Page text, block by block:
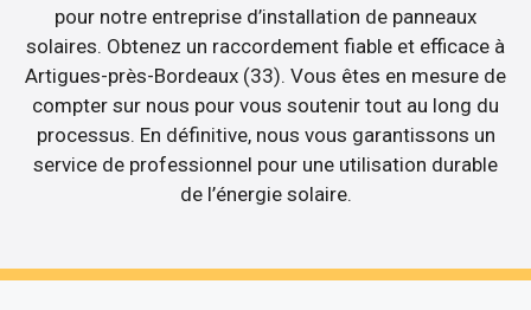
pour notre entreprise d’installation de panneaux
solaires. Obtenez un raccordement fiable et efficace à
Artigues-près-Bordeaux (33). Vous êtes en mesure de
compter sur nous pour vous soutenir tout au long du
processus. En définitive, nous vous garantissons un
service de professionnel pour une utilisation durable
de l’énergie solaire.